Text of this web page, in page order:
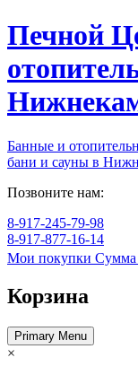
Печной
Банные и
бани и сауны в
Позвоните нам:
8-917-245-79-98
8-917-877-16-14
Мои покупки Сумма
Корзина
Primary Menu
×